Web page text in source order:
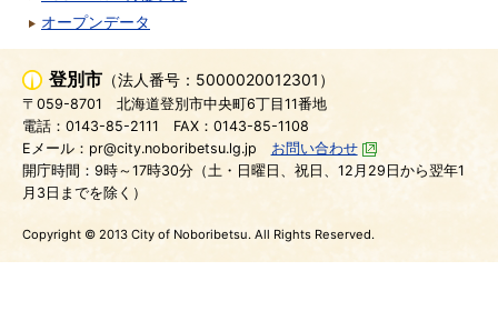
オープンデータ
登別市 （法人番号：5000020012301）
〒059-8701
北海道登別市中央町6丁目11番地
電話：0143-85-2111
FAX：0143-85-1108
Eメール：pr@city.noboribetsu.lg.jp
お問い合わせ
開庁時間：9時～17時30分（土・日曜日、祝日、12月29日から翌年1
月3日までを除く）
Copyright © 2013 City of Noboribetsu. All Rights Reserved.